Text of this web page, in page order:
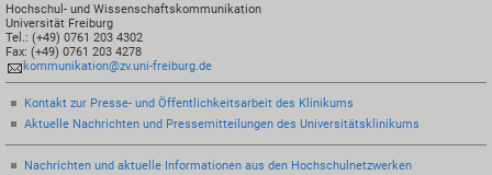
Hochschul- und Wissenschaftskommunikation
Universität Freiburg
Tel.: (+49) 0761 203 4302
Fax: (+49) 0761 203 4278
kommunikation@zv.uni-freiburg.de
Kontakt zur Presse- und Öffentlichkeitsarbeit des Klinikums
Aktuelle Nachrichten und Pressemitteilungen des Universitätsklinikums
Nachrichten und aktuelle Informationen aus den Hochschulnetzwerken